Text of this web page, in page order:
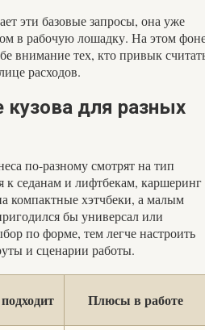
эти базовые запросы, она уже
в рабочую лошадку. На этом
внимание тех, кто привык
расходов.
для разных
по-разному смотрят на тип
к седанам и лифтбекам, каршеринг
компактные хэтчбеки, а малым
бы универсал или
по форме, тем легче настроить
и сценарии работы.
Плюсы в работе